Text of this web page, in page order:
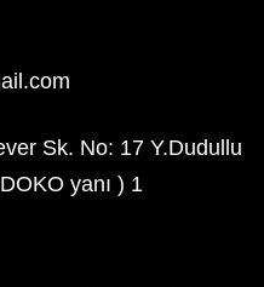
Sk. No: 17 Y.Dudullu
yanı ) 1